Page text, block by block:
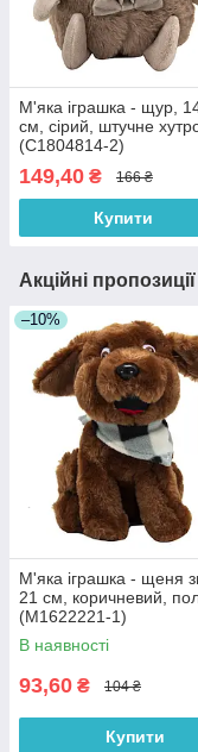
М'яка іграшка - щур,
см, сірий, штучне
(C1804814-2)
149,40 ₴ 166 ₴
Купити
Акційні
–10%
М'яка іграшка - щеня
21 см, коричневий,
(M1622221-1)
В наявності
93,60 ₴ 104 ₴
Купити